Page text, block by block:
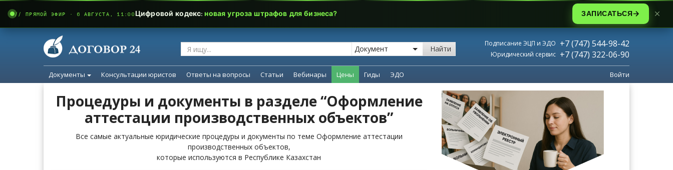
Найти
Подписание ЭЦП и ЭДО +7 (747) 544-98-42
Юридический сервис +7 (747) 322-06-90
Документы Консультации юристов Ответы на вопросы Статьи Вебинары Цены Гиды ЭДО Войти
Процедуры и документы в разделе “Оформление
аттестации производственных объектов”
Все самые актуальные юридические процедуры и документы по теме Оформление аттестации
производственных объектов,
которые используются в Республике Казахстан
// ПРЯМОЙ ЭФИР · 6 АВГУСТА, 11:00Цифровой кодекс:новая угроза штрафов для бизнеса? ЗАПИСАТЬСЯ